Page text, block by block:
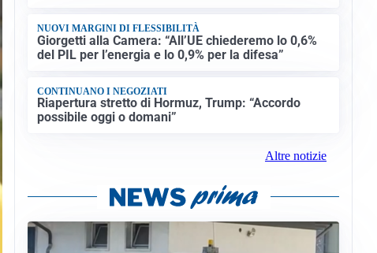
NUOVI MARGINI DI FLESSIBILITÀ
Giorgetti alla Camera: “All’UE chiederemo lo 0,6%
del PIL per l’energia e lo 0,9% per la difesa”
CONTINUANO I NEGOZIATI
Riapertura stretto di Hormuz, Trump: “Accordo
possibile oggi o domani”
Altre notizie